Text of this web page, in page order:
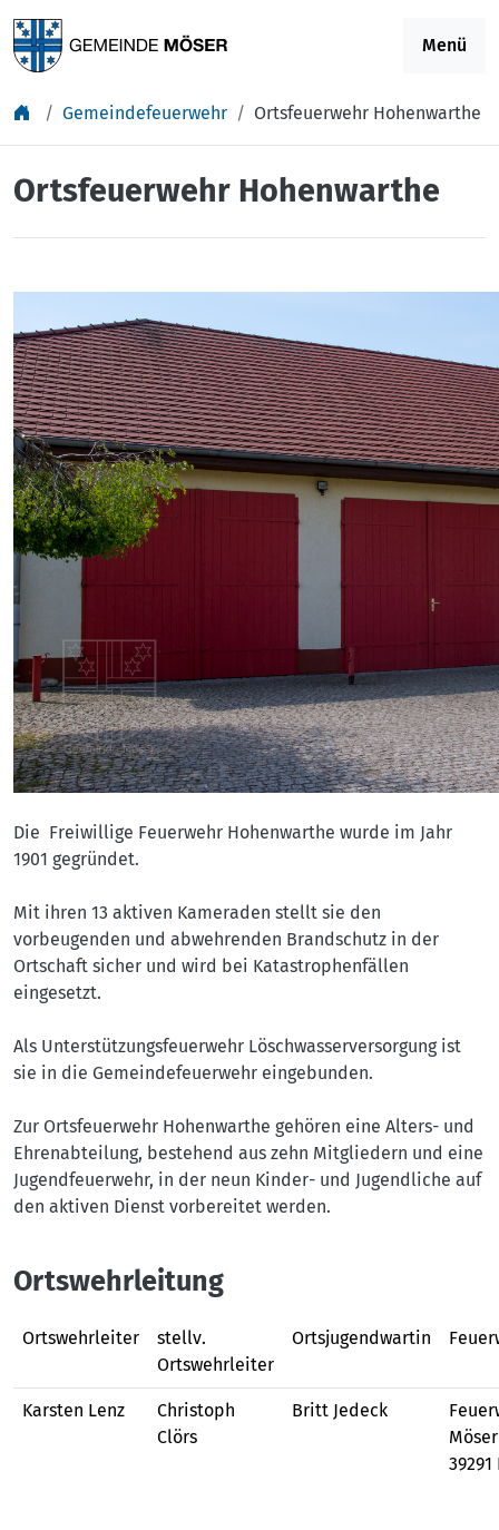
Menü
Gemeindefeuerwehr Ortsfeuerwehr Hohenwarthe
Ortsfeuerwehr Hohenwarthe
Die Freiwillige Feuerwehr Hohenwarthe wurde im Jahr
1901 gegründet.
Mit ihren 13 aktiven Kameraden stellt sie den
vorbeugenden und abwehrenden Brandschutz in der
Ortschaft sicher und wird bei Katastrophenfällen
eingesetzt.
Als Unterstützungsfeuerwehr Löschwasserversorgung ist
sie in die Gemeindefeuerwehr eingebunden.
Zur Ortsfeuerwehr Hohenwarthe gehören eine Alters- und
Ehrenabteilung, bestehend aus zehn Mitgliedern und eine
Jugendfeuerwehr, in der neun Kinder- und Jugendliche auf
den aktiven Dienst vorbereitet werden.
Ortswehrleitung
Ortswehrleiter
stellv.
Ortswehrleiter
Ortsjugendwartin
Karsten Lenz
Christoph
Clörs
Britt Jedeck